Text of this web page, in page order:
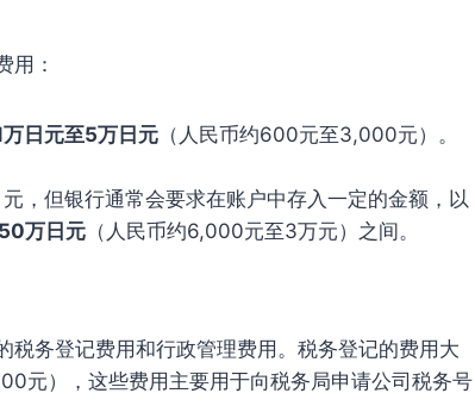
用：
万日元至5万日元 （人民币约600元至3,000元）。
，但银行通常会要求在账户中存入一定的金额，以
万日元 （人民币约6,000元至3万元）之间。
务登记费用和行政管理费用。税务登记的费用大
元），这些费用主要用于向税务局申请公司税务号